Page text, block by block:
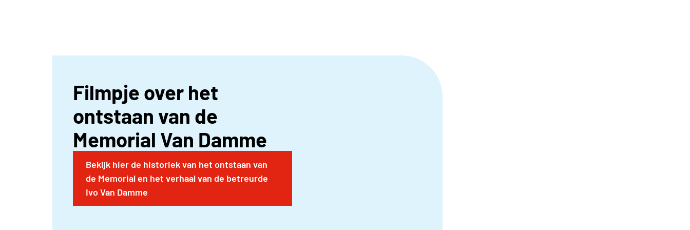
Filmpje over het
ontstaan van de
Memorial Van Damme
Bekijk hier de historiek van het ontstaan van
de Memorial en het verhaal van de betreurde
Ivo Van Damme